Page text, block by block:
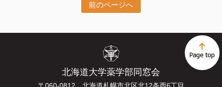
前のページへ
北海道大学薬学部同窓会